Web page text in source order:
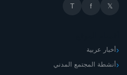
𝕏
f
T
أخبار عربية
أنشطة المجتمع المدني